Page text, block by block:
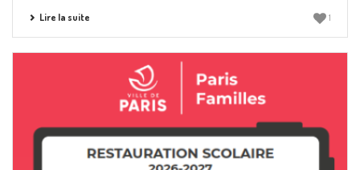
Lire la suite 1